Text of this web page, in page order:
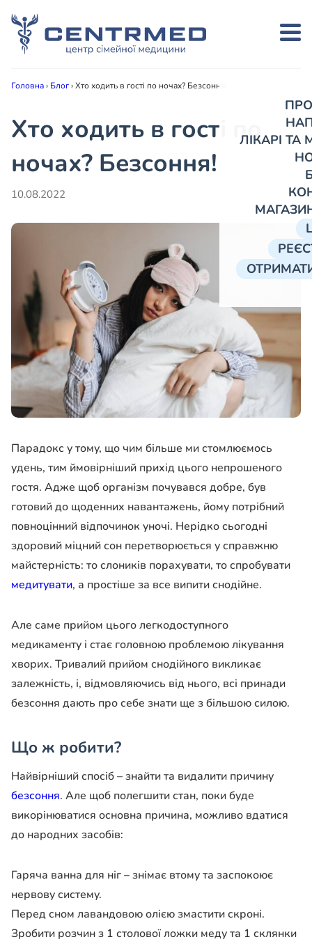
ЛІКАРІ
Головна› Блог›Хто ходить в гості по ночах? Безсоння!
Хто ходить в гості по
ночах? Безсоння!
10.08.2022
Парадокс у тому, що чим більше ми стомлюємось
удень, тим ймовірніший прихід цього непрошеного
гостя. Адже щоб організм почувався добре, був
готовий до щоденних навантажень, йому потрібний
повноцінний відпочинок уночі. Нерідко сьогодні
здоровий міцний сон перетворюється у справжню
майстерність: то слоників порахувати, то спробувати
медитувати, а простіше за все випити снодійне.
Але саме прийом цього легкодоступного
медикаменту і стає головною проблемою лікування
хворих. Тривалий прийом снодійного викликає
залежність, і, відмовляючись від нього, всі принади
безсоння дають про себе знати ще з більшою силою.
Що ж робити?
Найвірніший спосіб – знайти та видалити причину
безсоння. Але щоб полегшити стан, поки буде
викорінюватися основна причина, можливо вдатися
до народних засобів:
Гаряча ванна для ніг – знімає втому та заспокоює
нервову систему.
Перед сном лавандовою олією змастити скроні.
Зробити розчин з 1 столової ложки меду та 1 склянки